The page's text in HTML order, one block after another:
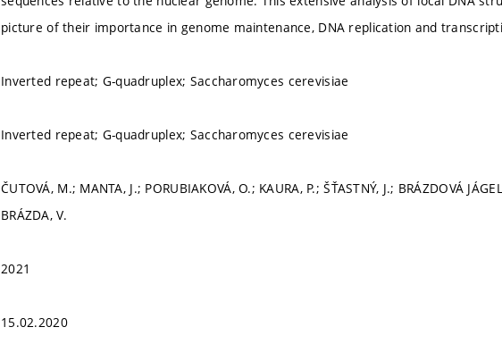
picture of their importance in genome maintenance, DNA replication and
Inverted repeat; G-quadruplex; Saccharomyces cerevisiae
Inverted repeat; G-quadruplex; Saccharomyces cerevisiae
ČUTOVÁ, M.; MANTA, J.; PORUBIAKOVÁ, O.; KAURA, P.; ŠŤASTNÝ, J.; BRÁZDOVÁ
BRÁZDA, V.
2021
15.02.2020